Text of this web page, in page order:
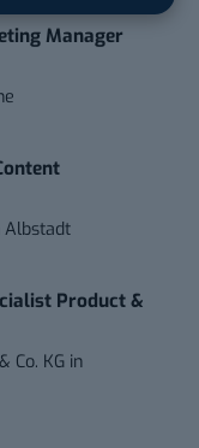
Manager
Albstadt
Product &
Co. KG in